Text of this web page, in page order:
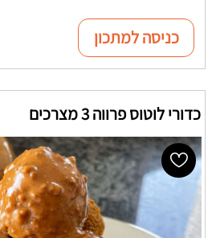
כניסה למתכון
כדורי לוטוס פרווה 3 מצרכים